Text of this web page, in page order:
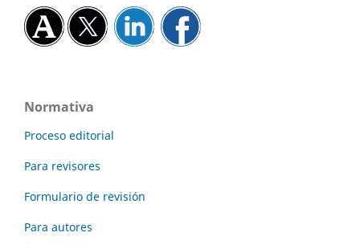
Normativa
Proceso editorial
Para revisores
Formulario de revisión
Para autores